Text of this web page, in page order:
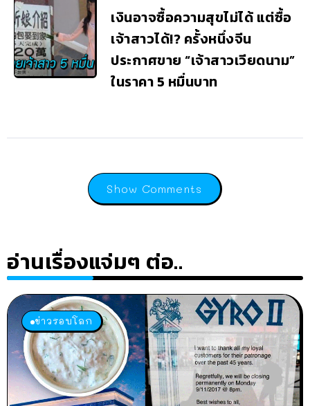
เงินอาจซื้อความสุขไม่ได้ แต่ซื้อ
เจ้าสาวได้!? ครั้งหนึ่งจีน
ประกาศขาย “เจ้าสาวเวียดนาม”
ในราคา 5 หมื่นบาท
Show Comments
อ่านเรื่องแจ่มๆ ต่อ..
ข่าวรอบโลก